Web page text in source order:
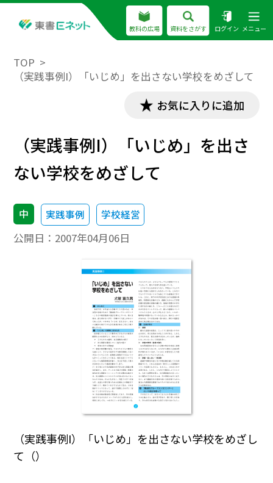
教科の広場 資料をさがす ログイン メニュー
TOP
（実践事例I）「いじめ」を出さない学校をめざして
お気に入りに追加
（実践事例I）「いじめ」を出さ
ない学校をめざして
中 実践事例 学校経営
公開日： 2007年04月06日
（実践事例I）「いじめ」を出さない学校をめざし
て（）